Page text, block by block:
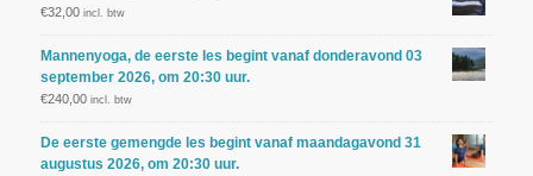
€32,00 incl. btw
Mannenyoga, de eerste les begint vanaf donderavond 03
september 2026, om 20:30 uur.
€240,00 incl. btw
De eerste gemengde les begint vanaf maandagavond 31
augustus 2026, om 20:30 uur.